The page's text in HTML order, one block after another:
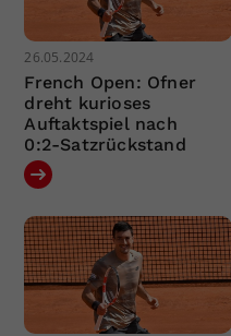
26.05.2024
French Open: Ofner
dreht kurioses
Auftaktspiel nach
0:2-Satzrückstand